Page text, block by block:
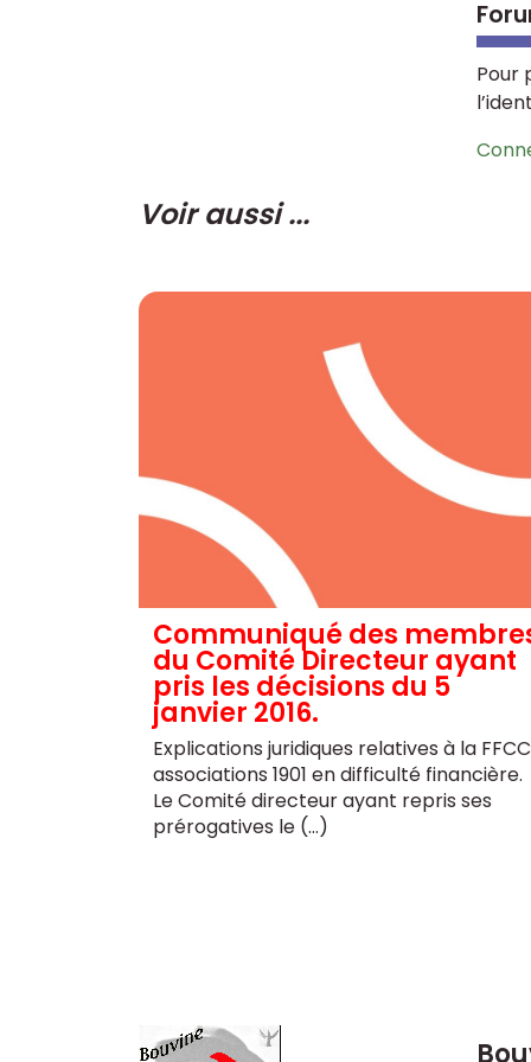
Pour
Voir aussi ...
Communiqué des
du Comité Directeur ayant
pris les décisions du 5
janvier 2016.
Explications juridiques relatives à la
associations 1901 en difficulté financière.
Le Comité directeur ayant repris ses
prérogatives le (…)